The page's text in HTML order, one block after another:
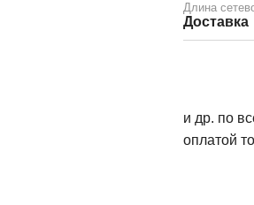
Длина
Доставка
и др. по
оплатой